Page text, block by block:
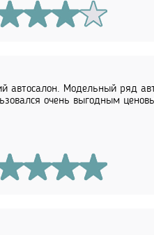
автосалон. Модельный ряд
очень выгодным